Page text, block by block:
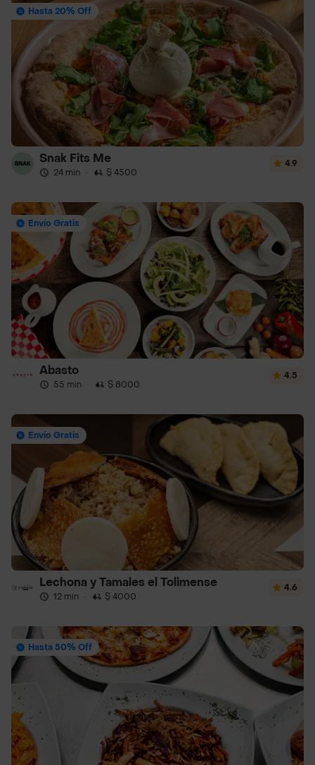
Hasta 20% Off
Snak Fits Me
24 min · $ 4500
4.9
Envío Gratis
Abasto
55 min · $ 8000
4.5
Envío Gratis
Lechona y Tamales el Tolimense
12 min · $ 4000
4.6
Hasta 50% Off